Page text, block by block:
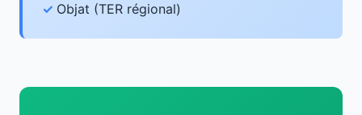
Objat (TER régional)